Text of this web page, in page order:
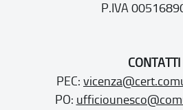
P.IVA
CONTATTI
PEC:
PO: